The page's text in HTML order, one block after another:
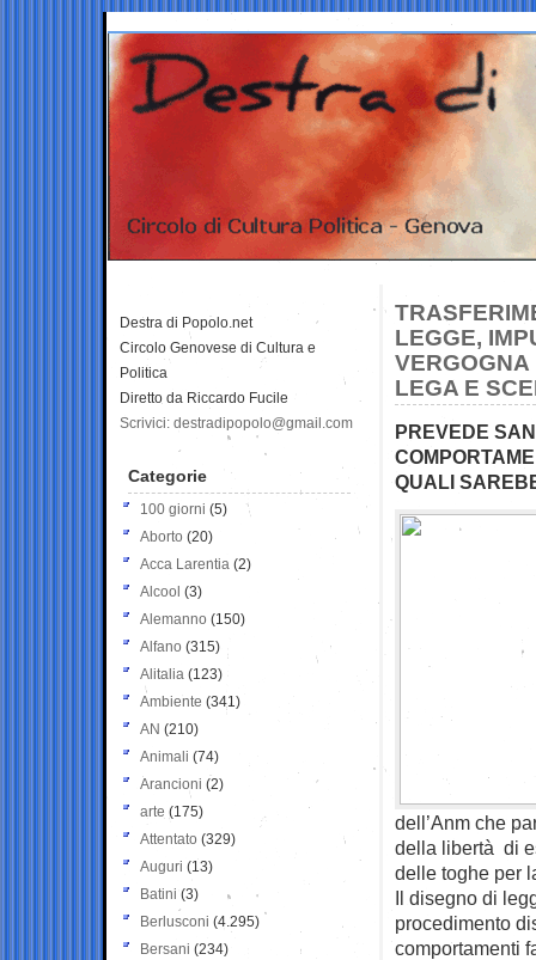
LEGGE,
VERGOGNA
LEGA E
PREVEDE
QUALI
dell’Anm che
della libertà di
delle toghe per
Il disegno di
procedimento
comportamenti
Destra di Popolo.net
Circolo Genovese di Cultura e
Politica
Diretto da Riccardo Fucile
Scrivici: destradipopolo@gmail.com
Categorie
100 giorni (5)
Aborto (20)
Acca Larentia (2)
Alcool (3)
Alemanno (150)
Alfano (315)
Alitalia (123)
Ambiente (341)
AN (210)
Animali (74)
Arancioni (2)
arte (175)
Attentato (329)
Auguri (13)
Batini (3)
Berlusconi (4.295)
Bersani (234)